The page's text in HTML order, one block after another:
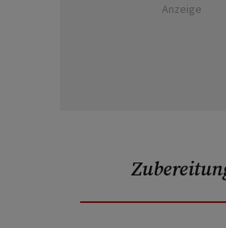
Anzeige